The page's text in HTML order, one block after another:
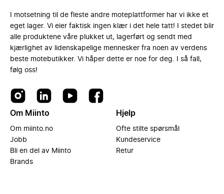
I motsetning til de fleste andre moteplattformer har vi ikke et
eget lager. Vi eier faktisk ingen klær i det hele tatt! I stedet blir
alle produktene våre plukket ut, lagerført og sendt med
kjærlighet av lidenskapelige mennesker fra noen av verdens
beste motebutikker. Vi håper dette er noe for deg. I så fall,
følg oss!
Om Miinto
Om miinto.no
Jobb
Bli en del av Miinto
Brands
Hjelp
Ofte stilte spørsmål
Kundeservice
Retur